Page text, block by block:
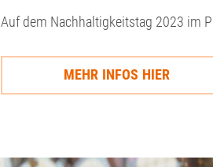
Auf dem Nachhaltigkeitstag 2023 im
MEHR INFOS HIER